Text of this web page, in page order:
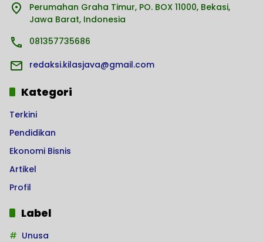
Perumahan Graha Timur, PO. BOX 11000, Bekasi,
Jawa Barat, Indonesia
081357735686
redaksi.kilasjava@gmail.com
Kategori
Terkini
Pendidikan
Ekonomi Bisnis
Artikel
Profil
Label
Unusa